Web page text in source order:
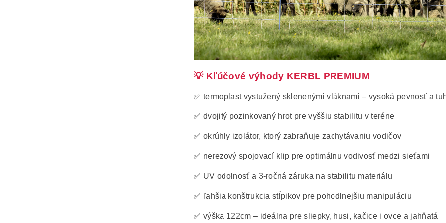
💡 Kľúčové výhody KERBL PREMIUM
✅ termoplast vystužený sklenenými vláknami – vysoká pevnosť a
✅ dvojitý pozinkovaný hrot pre vyššiu stabilitu v teréne
✅ okrúhly izolátor, ktorý zabraňuje zachytávaniu vodičov
✅ nerezový spojovací klip pre optimálnu vodivosť medzi sieťami
✅ UV odolnosť a 3-ročná záruka na stabilitu materiálu
✅ ľahšia konštrukcia stĺpikov pre pohodlnejšiu manipuláciu
✅ výška 122cm – ideálna pre sliepky, husi, kačice i ovce a jahňatá